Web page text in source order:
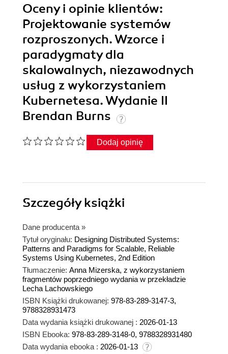
Oceny i opinie klientów:
Projektowanie systemów
rozproszonych. Wzorce i
paradygmaty dla
skalowalnych, niezawodnych
usług z wykorzystaniem
Kubernetesa. Wydanie II
Brendan Burns
Dodaj opinię
Szczegółyksiążki
Dane producenta »
Tytuł oryginału: Designing Distributed Systems:
Patterns and Paradigms for Scalable, Reliable
Systems Using Kubernetes, 2nd Edition
Tłumaczenie: Anna Mizerska, z wykorzystaniem
fragmentów poprzedniego wydania w przekładzie
Lecha Lachowskiego
ISBN Książki drukowanej: 978-83-289-3147-3,
9788328931473
Data wydania książki drukowanej : 2026-01-13
ISBN Ebooka: 978-83-289-3148-0, 9788328931480
Data wydania ebooka : 2026-01-13